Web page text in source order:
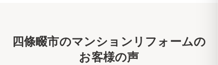
四條畷市のマンションリフォームの
お客様の声